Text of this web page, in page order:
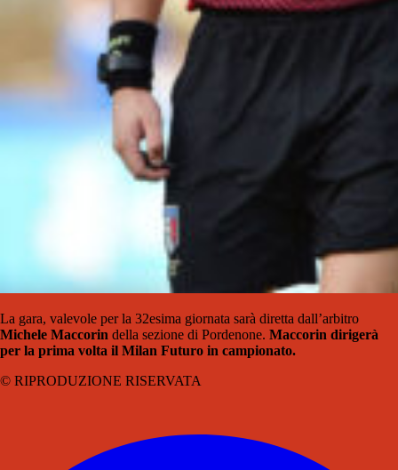
La gara, valevole per la 32esima giornata sarà diretta dall’arbitro
Michele Maccorin della sezione di Pordenone. Maccorin dirigerà
per la prima volta il Milan Futuro in campionato.
© RIPRODUZIONE RISERVATA